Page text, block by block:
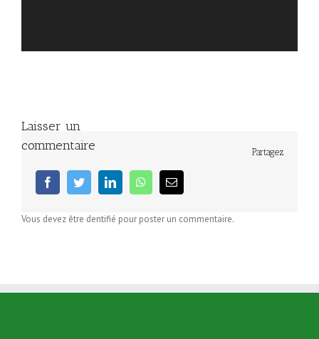
Partagez
facebooktwitter linkedin whatsappEmail
Laisser un
commentaire
Vous devez être dentifié pour poster un commentaire.